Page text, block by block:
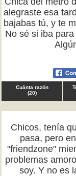
alegraste esa
bajabas tú, y te
No sé si iba
Cuánta razón
(20)
Chicos, tenía
pasa, pero
"friendzone"
problemas
soy. Y no es